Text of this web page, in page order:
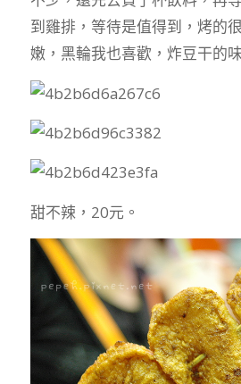
到雞排，等待是值得到，烤的
嫩，黑輪我也喜歡，炸豆干的
甜不辣，20元。